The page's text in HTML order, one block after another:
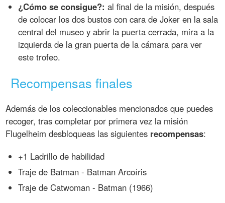
¿Cómo se consigue?: al final de la misión, después
de colocar los dos bustos con cara de Joker en la sala
central del museo y abrir la puerta cerrada, mira a la
izquierda de la gran puerta de la cámara para ver
este trofeo.
Recompensas finales
Además de los coleccionables mencionados que puedes
recoger, tras completar por primera vez la misión
Flugelheim desbloqueas las siguientes recompensas:
+1 Ladrillo de habilidad
Traje de Batman - Batman Arcoíris
Traje de Catwoman - Batman (1966)